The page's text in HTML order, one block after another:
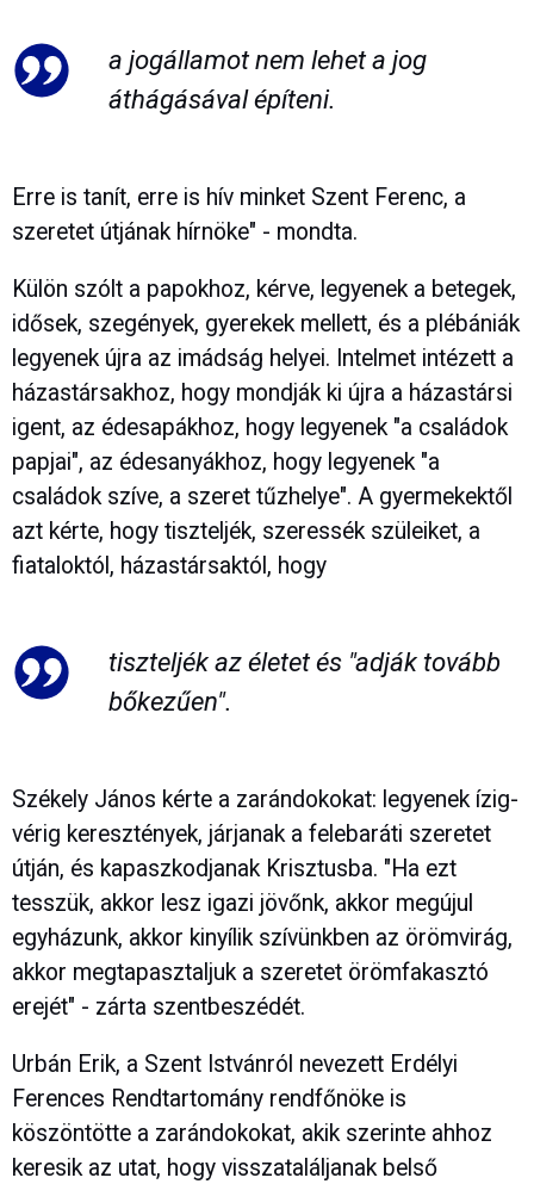
a jogállamot nem lehet a jog
áthágásával építeni.
Erre is tanít, erre is hív minket Szent Ferenc, a
szeretet útjának hírnöke" - mondta.
Külön szólt a papokhoz, kérve, legyenek a betegek,
idősek, szegények, gyerekek mellett, és a plébániák
legyenek újra az imádság helyei. Intelmet intézett a
házastársakhoz, hogy mondják ki újra a házastársi
igent, az édesapákhoz, hogy legyenek "a családok
papjai", az édesanyákhoz, hogy legyenek "a
családok szíve, a szeret tűzhelye". A gyermekektől
azt kérte, hogy tiszteljék, szeressék szüleiket, a
fiataloktól, házastársaktól, hogy
tiszteljék az életet és "adják tovább
bőkezűen".
Székely János kérte a zarándokokat: legyenek ízig-
vérig keresztények, járjanak a felebaráti szeretet
útján, és kapaszkodjanak Krisztusba. "Ha ezt
tesszük, akkor lesz igazi jövőnk, akkor megújul
egyházunk, akkor kinyílik szívünkben az örömvirág,
akkor megtapasztaljuk a szeretet örömfakasztó
erejét" - zárta szentbeszédét.
Urbán Erik, a Szent Istvánról nevezett Erdélyi
Ferences Rendtartomány rendfőnöke is
köszöntötte a zarándokokat, akik szerinte ahhoz
keresik az utat, hogy visszataláljanak belső